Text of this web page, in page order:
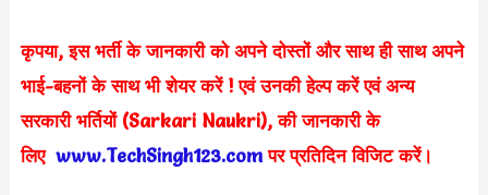
कृपया, इस भर्ती के जानकारी को अपने दोस्तों और साथ ही साथ अपने
भाई-बहनों के साथ भी शेयर करें ! एवं उनकी हेल्प करें एवं अन्य
सरकारी भर्तियों (Sarkari Naukri), की जानकारी के
लिए www.TechSingh123.comपर प्रतिदिन विजिट करें।